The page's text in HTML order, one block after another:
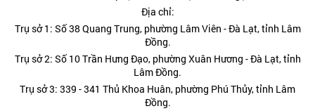
Địa chỉ:
Trụ sở 1: Số 38 Quang Trung, phường Lâm Viên - Đà Lạt, tỉnh Lâm
Đồng.
Trụ sở 2: Số 10 Trần Hưng Đạo, phường Xuân Hương - Đà Lạt, tỉnh
Lâm Đồng.
Trụ sở 3: 339 - 341 Thủ Khoa Huân, phường Phú Thủy, tỉnh Lâm
Đồng.